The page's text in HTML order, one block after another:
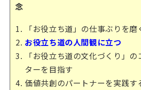
念
「お役立ち道」の仕事ぶりを磨
お役立ち道の人間観に立つ
「お役立ち道の文化づくり」
ターを目指す
価値共創のパートナーを実践す